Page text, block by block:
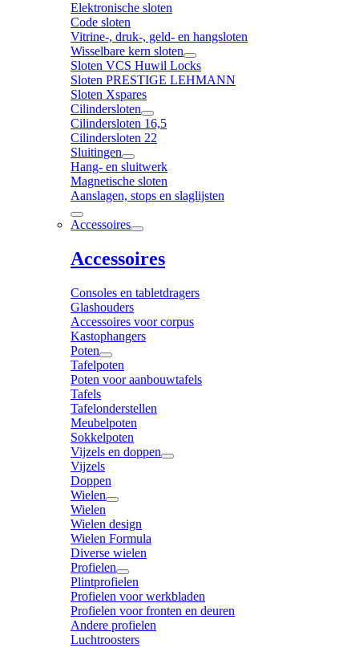
Elektronische sloten
Code sloten
Vitrine-, druk-, geld- en hangsloten
Wisselbare kern sloten
Sloten VCS Huwil Locks
Sloten PRESTIGE LEHMANN
Sloten Xspares
Cilindersloten
Cilindersloten 16,5
Cilindersloten 22
Sluitingen
Hang- en sluitwerk
Magnetische sloten
Aanslagen, stops en slaglijsten
Accessoires
Accessoires
Consoles en tabletdragers
Glashouders
Accessoires voor corpus
Kastophangers
Poten
Tafelpoten
Poten voor aanbouwtafels
Tafels
Tafelonderstellen
Meubelpoten
Sokkelpoten
Vijzels en doppen
Vijzels
Doppen
Wielen
Wielen
Wielen design
Wielen Formula
Diverse wielen
Profielen
Plintprofielen
Profielen voor werkbladen
Profielen voor fronten en deuren
Andere profielen
Luchtroosters